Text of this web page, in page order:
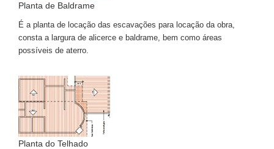
Planta de Baldrame
É a planta de locação das escavações para locação da obra,
consta a largura de alicerce e baldrame, bem como áreas
possíveis de aterro.
Planta do Telhado